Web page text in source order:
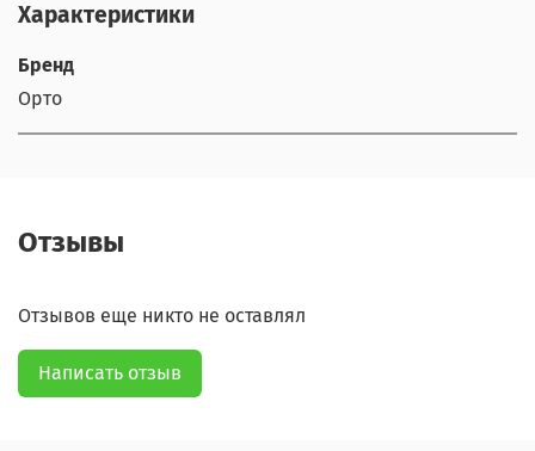
Характеристики
Бренд
Орто
Отзывы
Отзывов еще никто не оставлял
Написать отзыв